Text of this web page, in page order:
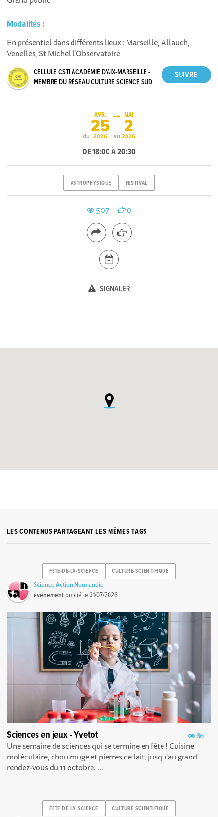
Modalités :
En présentiel dans différents lieux : Marseille, Allauch,
Venelles, St Michel l'Observatoire
CELLULE CSTI ACADÉMIE D'AIX-MARSEILLE -
MEMBRE DU RÉSEAU CULTURE SCIENCE SUD
du
AVR.
25
2026 au
MAI
2
2026
DE 18:00 À 20:30
ASTROPHYSIQUE FESTIVAL
507 0
SIGNALER
LES CONTENUS PARTAGEANT LES MÊMES TAGS
FETE-DE-LA-SCIENCE CULTURE-SCIENTIFIQUE
Science Action Normandie
événement publié le31/07/2026
86
Sciences en jeux - Yvetot
Une semaine de sciences qui se termine en fête ! Cuisine
moléculaire, chou rouge et pierres de lait, jusqu'au grand
rendez-vous du 11 octobre. ...
FETE-DE-LA-SCIENCE CULTURE-SCIENTIFIQUE